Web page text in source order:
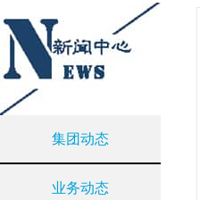
集团动态
业务动态